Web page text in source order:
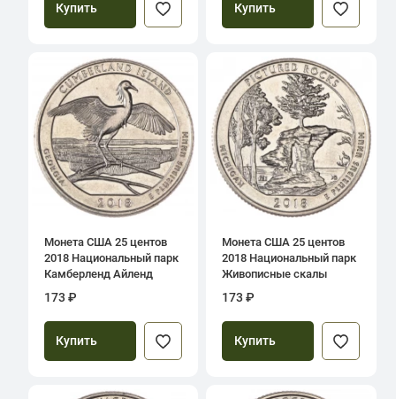
Купить Купить
Монета США 25 центов
2018 Национальный парк
Камберленд Айленд
173 ₽
Купить
Монета США 25 центов
2018 Национальный парк
Живописные скалы
173 ₽
Купить